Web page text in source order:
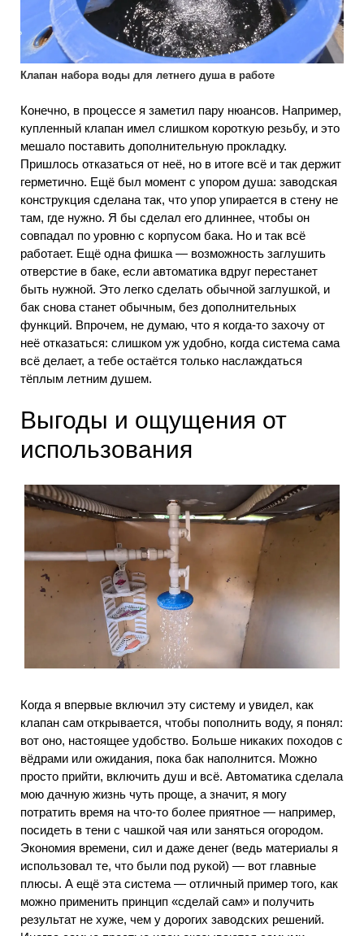
Клапан набора воды для летнего душа в работе
Конечно, в процессе я заметил пару нюансов. Например,
купленный клапан имел слишком короткую резьбу, и это
мешало поставить дополнительную прокладку.
Пришлось отказаться от неё, но в итоге всё и так держит
герметично. Ещё был момент с упором душа: заводская
конструкция сделана так, что упор упирается в стену не
там, где нужно. Я бы сделал его длиннее, чтобы он
совпадал по уровню с корпусом бака. Но и так всё
работает. Ещё одна фишка — возможность заглушить
отверстие в баке, если автоматика вдруг перестанет
быть нужной. Это легко сделать обычной заглушкой, и
бак снова станет обычным, без дополнительных
функций. Впрочем, не думаю, что я когда-то захочу от
неё отказаться: слишком уж удобно, когда система сама
всё делает, а тебе остаётся только наслаждаться
тёплым летним душем.
Выгоды и ощущения от
использования
Когда я впервые включил эту систему и увидел, как
клапан сам открывается, чтобы пополнить воду, я понял:
вот оно, настоящее удобство. Больше никаких походов с
вёдрами или ожидания, пока бак наполнится. Можно
просто прийти, включить душ и всё. Автоматика сделала
мою дачную жизнь чуть проще, а значит, я могу
потратить время на что-то более приятное — например,
посидеть в тени с чашкой чая или заняться огородом.
Экономия времени, сил и даже денег (ведь материалы я
использовал те, что были под рукой) — вот главные
плюсы. А ещё эта система — отличный пример того, как
можно применить принцип «сделай сам» и получить
результат не хуже, чем у дорогих заводских решений.